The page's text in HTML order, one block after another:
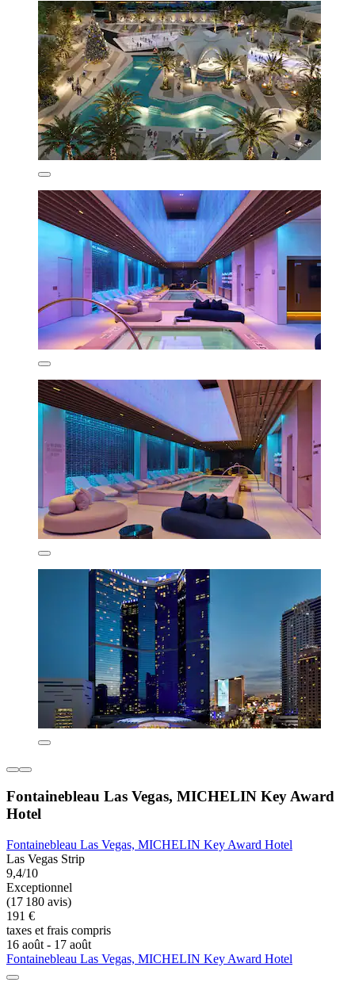
Fontainebleau Las Vegas, MICHELIN Key Award
Hotel
Fontainebleau Las Vegas, MICHELIN Key Award Hotel
Las Vegas Strip
9,4/10
Exceptionnel
(17 180 avis)
191 €
taxes et frais compris
16 août - 17 août
Fontainebleau Las Vegas, MICHELIN Key Award Hotel